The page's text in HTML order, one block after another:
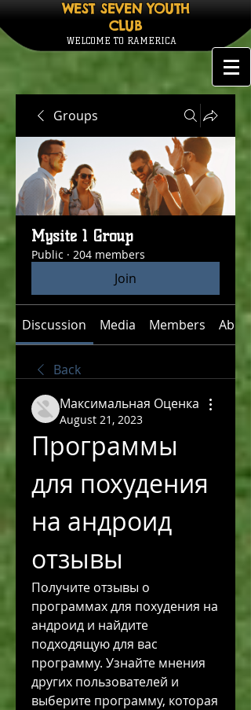
WEST SEVEN YOUTH
CLUB
WELCOME TO RAMERICA
Groups
Mysite 1 Group
Public · 204 members
Join
Discussion Media Members About
Back
Максимальная Оценка
August 21, 2023
Программы
для похудения
на андроид
отзывы
Получите отзывы о
программах для похудения на
андроид и найдите
подходящую для вас
программу. Узнайте мнения
других пользователей и
выберите программу, которая